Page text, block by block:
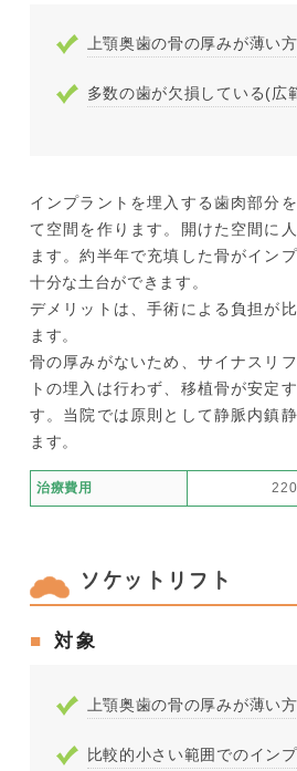
上顎奥歯の骨の厚みが薄い方
多数の歯が欠損している(広
インプラントを埋入する歯肉部分
て空間を作ります。開けた空間に
ます。約半年で充填した骨がイン
十分な土台ができます。
デメリットは、手術による負担が
ます。
骨の厚みがないため、サイナスリ
トの埋入は行わず、移植骨が安定
す。当院では原則として静脈内鎮
ます。
治療費用
ソケットリフト
対象
上顎奥歯の骨の厚みが薄い方
比較的小さい範囲でのイン